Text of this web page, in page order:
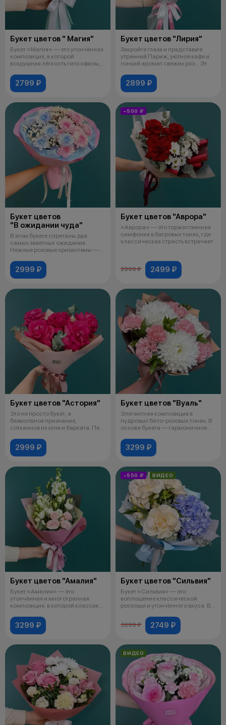
Букет цветов " Магия"
Букет «Магия» — это утончённая
композиция, в которой
воздушная лёгкость гипсофилы,
2799 ₽
Букет цветов "Лирия"
Закройте глаза и представьте:
утренний Париж, уютное кафе и
тонкий аромат свежих роз... Эт
2899 ₽
Букет цветов
"В ожидании чуда"
В этом букете спрятаны два
самых заветных ожидания.
Нежные розовые хризантемы —
2999 ₽
−500 ₽
Букет цветов "Аврора"
«Аврора» — это торжественная
симфония в багровых тонах, где
классическая страсть встречает
2999 ₽ 2499 ₽
Букет цветов "Астория"
Это не просто букет, а
безмолвное признание,
сотканное из огня и бархата. Пять
2999 ₽
Букет цветов "Вуаль"
Элегантная композиция в
пудровых бело-розовых тонах. В
основе букета — гармоничное
3299 ₽
Букет цветов "Амалия"
Букет «Амалия» — это
утончённая и многогранная
композиция, в которой классика
3299 ₽
−550 ₽ ВИДЕО
Букет цветов "Сильвия"
Букет «Сильвия» — это
воплощение классической
роскоши и утончённого вкуса. В
3299 ₽
2749 ₽
ВИДЕО